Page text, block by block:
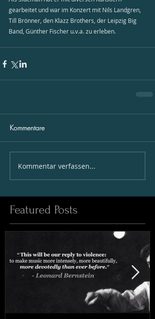
gearbeitet und war im Konzert mit Nils Landgren,
Till Brönner, den Klazz Brothers, der Leipzig Big
Band, Günther Fischer u.v.a. zu erleben.
Kommentare
Kommentar verfassen...
Featured Posts